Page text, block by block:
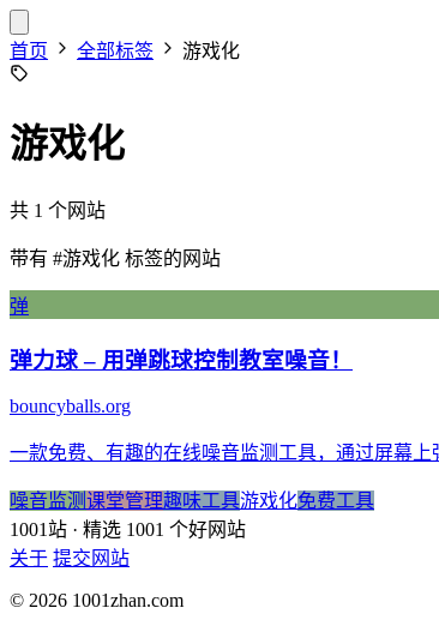
首页 全部标签 游戏化
游戏化
共 1 个网站
带有 #游戏化 标签的网站
弹
弹力球 – 用弹跳球控制教室噪音！
bouncyballs.org
一款免费、有趣的在线噪音监测工具，通过屏幕
噪音监测课堂管理趣味工具游戏化免费工具
1001站 · 精选 1001 个好网站
关于 提交网站
© 2026 1001zhan.com